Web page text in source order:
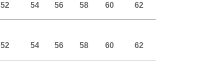
52 54 56 58 60 62
52 54 56 58 60 62